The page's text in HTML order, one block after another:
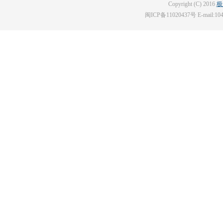
Copyright (C) 2016
闽ICP备11020437号 E-